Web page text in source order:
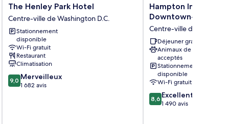
The
Henley
Park
Hotel
Centre-
ville
de
Washington
D.C.
The Henley Park Hotel
Centre-ville de Washington D.C.
Stationnement
disponible
Wi-Fi gratuit
Restaurant
Climatisation
9.0
sur
9,0 Merveilleux
1 682 avis
Hampton
Inn
Downtown-
Convention
Center
Centre-
ville
de
Washington
D.C.
Hampton Inn
Downtown-
Centre-ville de
Déjeuner gratuit
Animaux de compagnie
acceptés
Stationnement
disponible
Wi-Fi gratuit
8.6
sur
8,6 Excellent
1 490 avis